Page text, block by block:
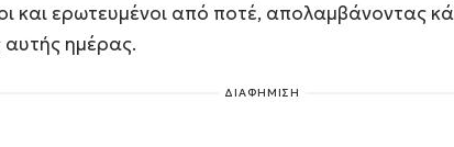
και ερωτευμένοι από ποτέ, απολαμβάνοντας
αυτής ημέρας.
ΔΙΑΦΗΜΙΣΗ